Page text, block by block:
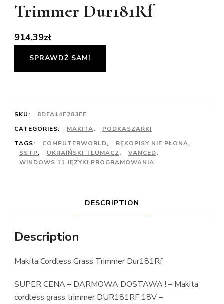
Trimmer Dur181Rf
914,39zł
SPRAWDŹ SAM!
SKU:
8DFA14F283EF
CATEGORIES:
MAKITA,
PODKASZARKI
TAGS:
COMPUTERWORLD, RĘKOPISY NIE PŁONĄ,
SSTP, UKRAIŃSKI TŁUMACZ, VANCED,
WINDOWS 11 JĘZYKI PROGRAMOWANIA
DESCRIPTION
Description
Makita Cordless Grass Trimmer Dur181Rf
SUPER CENA – DARMOWA DOSTAWA ! – Makita
cordless grass trimmer DUR181RF 18V –